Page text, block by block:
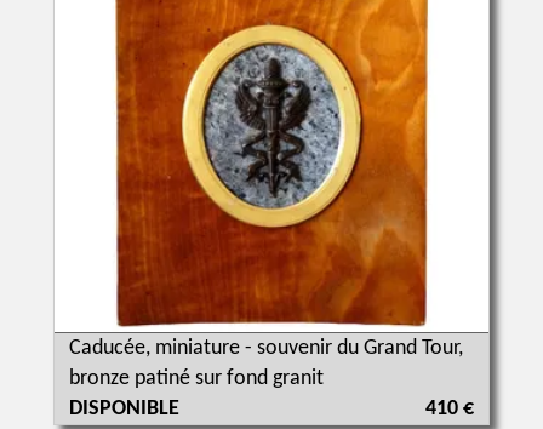
Caducée, miniature - souvenir du Grand Tour,
bronze patiné sur fond granit
DISPONIBLE
410 €